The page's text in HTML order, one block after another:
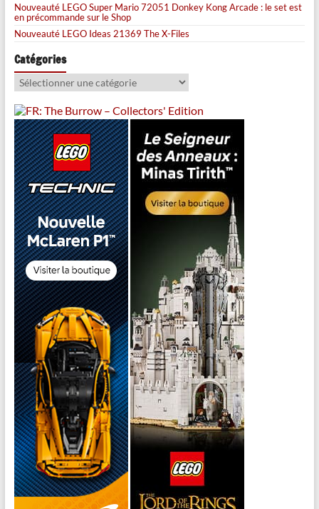
Nouveauté LEGO Super Mario 72051 Donkey Kong Arcade : le set est
en précommande sur le Shop
Nouveauté LEGO Ideas 21369 The X-Files
Catégories
Catégories